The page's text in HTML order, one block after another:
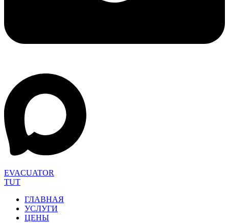
EVACUATOR
TUT
ГЛАВНАЯ
УСЛУГИ
ЦЕНЫ